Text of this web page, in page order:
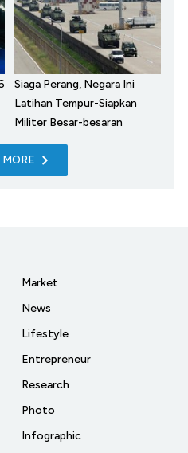
Siaga Perang, Negara Ini
Latihan Tempur-Siapkan
Militer Besar-besaran
Market
News
Lifestyle
Entrepreneur
Research
Photo
Infographic